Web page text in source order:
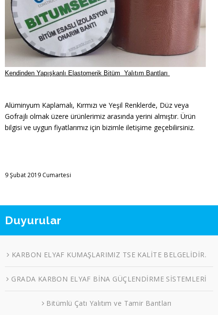
Kendinden Yapışkanlı Elastomerik Bitüm Yalıtım Bantları
Alüminyum Kaplamalı, Kırmızı ve Yeşil Renklerde, Düz veya
Gofrajlı olmak üzere ürünlerimiz arasında yerini almıştır. Ürün
bilgisi ve uygun fiyatlarımız için bizimle iletişime geçebilirsiniz.
9 Şubat 2019 Cumartesi
Duyurular
KARBON ELYAF KUMAŞLARIMIZ TSE KALİTE BELGELİDİR.
GRADA KARBON ELYAF BİNA GÜÇLENDİRME SİSTEMLERİ
Bitümlü Çatı Yalıtım ve Tamir Bantları